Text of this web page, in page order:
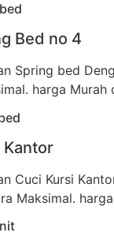
Bed no 4
Spring bed
harga Murah
Kantor
Cuci Kursi
Maksimal.